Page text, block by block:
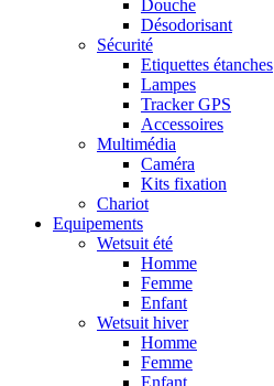
Douche
Désodorisant
Sécurité
Etiquettes étanches
Lampes
Tracker GPS
Accessoires
Multimédia
Caméra
Kits fixation
Chariot
Equipements
Wetsuit été
Homme
Femme
Enfant
Wetsuit hiver
Homme
Femme
Enfant